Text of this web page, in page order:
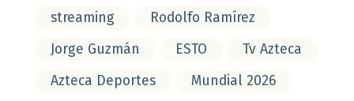
streaming
Rodolfo Ramírez
Jorge Guzmán
ESTO
Tv Azteca
Azteca Deportes
Mundial 2026